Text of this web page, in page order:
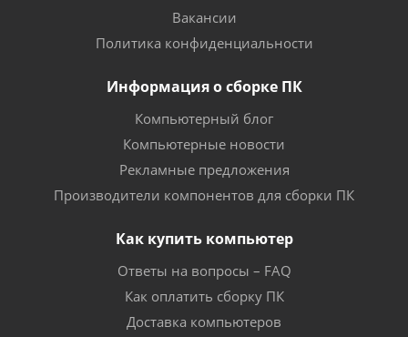
Вакансии
Политика конфиденциальности
Информация о сборке ПК
Компьютерный блог
Компьютерные новости
Рекламные предложения
Производители компонентов для сборки ПК
Как купить компьютер
Ответы на вопросы – FAQ
Как оплатить сборку ПК
Доставка компьютеров